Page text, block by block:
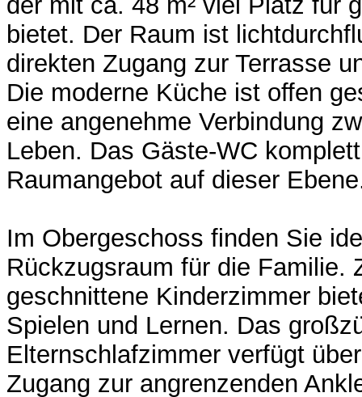
bietet. Der Raum ist
direkten Zugang zur Terrasse
Die moderne Küche ist offen
eine angenehme Verbindung
Leben. Das Gäste-WC
Raumangebot auf dieser
Im Obergeschoss finden Sie
Rückzugsraum für die Familie.
geschnittene Kinderzimmer
Spielen und Lernen. Das
Elternschlafzimmer verfügt
Zugang zur angrenzenden